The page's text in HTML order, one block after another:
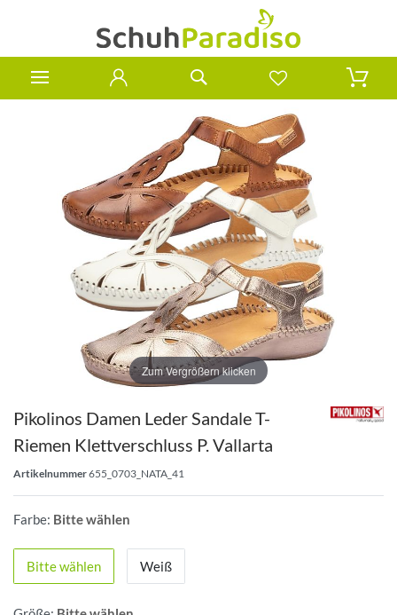
Zum Vergrößern klicken
Pikolinos Damen Leder Sandale T-
Riemen Klettverschluss P. Vallarta
Artikelnummer655_0703_NATA_41
Farbe: Bitte wählen
Bitte wählen Weiß